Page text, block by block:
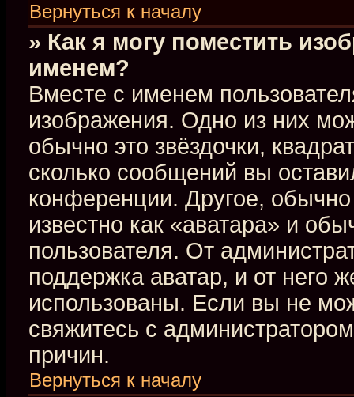
Вернуться к началу
» Как я могу поместить
именем?
Вместе с именем
изображения. Одно из них
обычно это звёздочки,
сколько сообщений вы
конференции. Другое,
известно как «аватара» и
пользователя. От
поддержка аватар, и от него
использованы. Если вы не
свяжитесь с
причин.
Вернуться к началу